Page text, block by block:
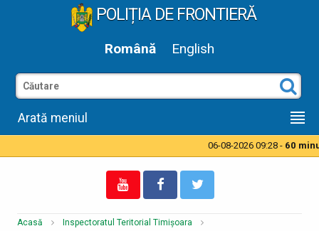
POLIȚIA DE FRONTIERĂ
Română English
Arată meniul
06-08-2026 09:28 -60
Acasă
Inspectoratul Teritorial Timișoara